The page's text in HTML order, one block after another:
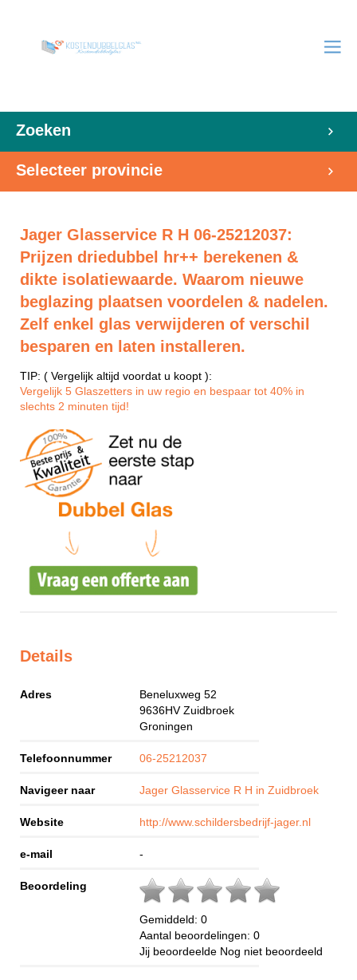
Zoeken
Selecteer provincie
Jager Glasservice R H 06-25212037:
Prijzen driedubbel hr++ berekenen &
dikte isolatiewaarde. Waarom nieuwe
beglazing plaatsen voordelen & nadelen.
Zelf enkel glas verwijderen of verschil
besparen en laten installeren.
TIP: ( Vergelijk altijd voordat u koopt ):
Vergelijk 5 Glaszetters in uw regio en bespaar tot 40% in
slechts 2 minuten tijd!
Details
Adres
Beneluxweg 52
9636HV Zuidbroek
Groningen
Telefoonnummer 06-25212037
Navigeer naar Jager Glasservice R H in Zuidbroek
Website http://www.schildersbedrijf-jager.nl
e-mail -
Beoordeling
Gemiddeld: 0
Aantal beoordelingen: 0
Jij beoordeelde Nog niet beoordeeld